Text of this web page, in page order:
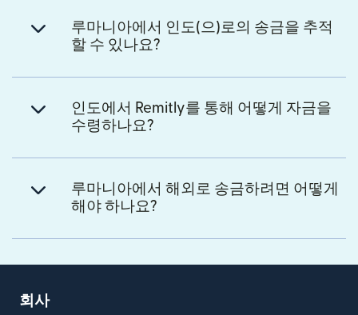
루마니아에서 인도(으)로의 송금을 추적
할 수 있나요?
인도에서 Remitly를 통해 어떻게 자금을
수령하나요?
루마니아에서 해외로 송금하려면 어떻게
해야 하나요?
회사